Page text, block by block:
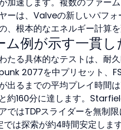
ーは、Valveの新しいパフ
、根本的なエネルギー計算
ム例が示す一貫し
たる具体的なテストは、耐
2077を中プリセット、
出るまでの平均プレイ時間
約160分に達します。
ではTDPスライダーを無制
では探索が約4時間安定し